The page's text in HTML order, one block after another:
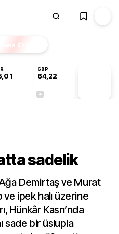
EKSTRA
GBP
64,22
sadelik
Demirtaş ve Murat
ve ipek halı üzerine
Hünkâr Kasrı’nda
sade bir üslupla